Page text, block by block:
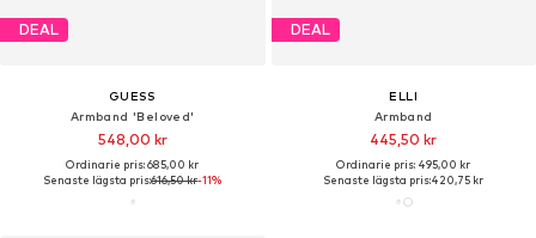
DEAL
GUESS
Armband 'Beloved'
548,00 kr
Ordinarie pris: 685,00 kr
Senaste lägsta pris:616,50 kr-11%
DEAL
ELLI
Armband
445,50 kr
Ordinarie pris: 495,00 kr
Senaste lägsta pris:420,75 kr